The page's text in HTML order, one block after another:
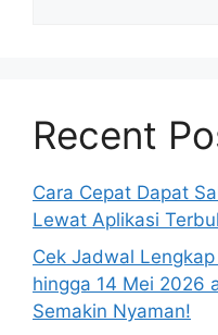
Recent
Cara Cepat Dapat
Lewat Aplikasi
Cek Jadwal
hingga 14 Mei 2026
Semakin Nyaman!